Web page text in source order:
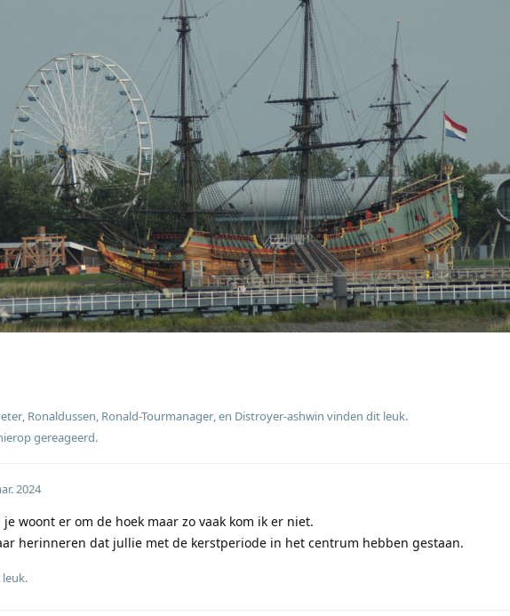
Ronaldussen Ronald-Tourmanager , en Distroyer-ashwin vinden dit leuk.
gereageerd.
2024
je woont er om de hoek maar zo vaak kom ik er niet.
herinneren dat jullie met de kerstperiode in het centrum hebben gestaan.
.